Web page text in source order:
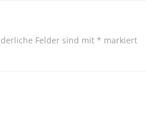
Felder sind mit * markiert